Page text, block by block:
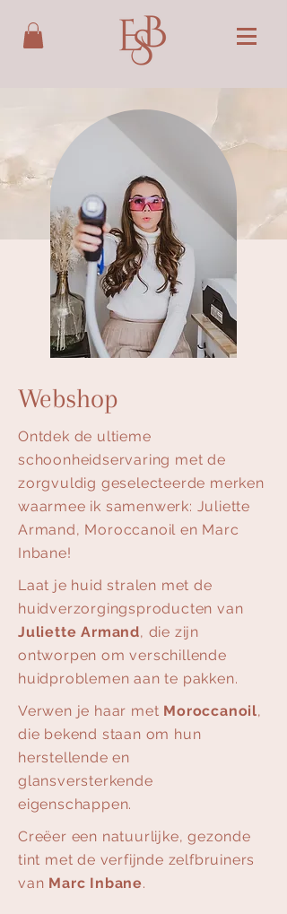
Webshop
Ontdek de ultieme
schoonheidservaring met de
zorgvuldig geselecteerde merken
waarmee ik samenwerk: Juliette
Armand, Moroccanoil en Marc
Inbane!
Laat je huid stralen met de
huidverzorgingsproducten van
Juliette Armand, die zijn
ontworpen om verschillende
huidproblemen aan te pakken.
Verwen je haar met Moroccanoil,
die bekend staan om hun
herstellende en
glansversterkende
eigenschappen.
Creëer een natuurlijke, gezonde
tint met de verfijnde zelfbruiners
van Marc Inbane.